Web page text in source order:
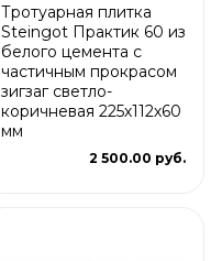
Тротуарная плитка
Steingot Практик 60 из
белого цемента с
частичным прокрасом
зигзаг светло-
коричневая 225х112х60
мм
2 500.00 руб.